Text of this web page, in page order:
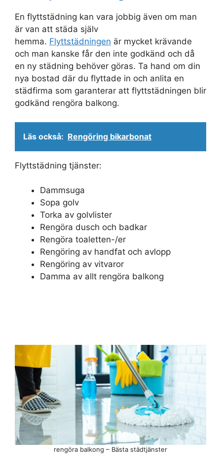
En flyttstädning kan vara jobbig även om man
är van att städa själv
hemma. Flyttstädningen är mycket krävande
och man kanske får den inte godkänd och då
en ny städning behöver göras. Ta hand om din
nya bostad där du flyttade in och anlita en
städfirma som garanterar att flyttstädningen blir
godkänd rengöra balkong.
Läs också: Rengöring bikarbonat
Flyttstädning tjänster:
Dammsuga
Sopa golv
Torka av golvlister
Rengöra dusch och badkar
Rengöra toaletten-/er
Rengöring av handfat och avlopp
Rengöring av vitvaror
Damma av allt rengöra balkong
rengöra balkong – Bästa städtjänster